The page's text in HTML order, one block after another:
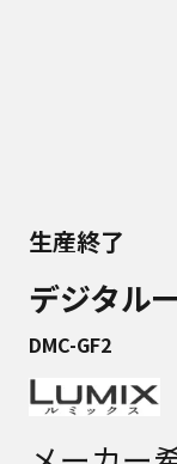
生産終了
デジタル
DMC-GF2